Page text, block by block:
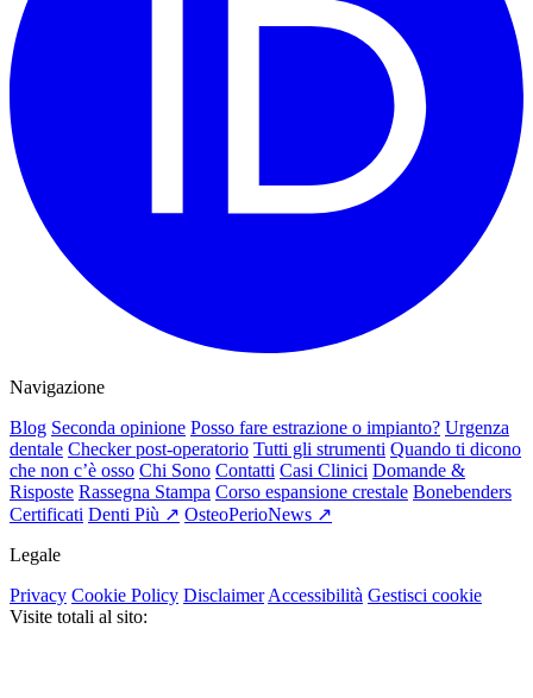
Navigazione
Blog Seconda opinione Posso fare estrazione o impianto? Urgenza
dentale Checker post-operatorio Tutti gli strumenti Quando ti dicono
che non c’è osso Chi Sono Contatti Casi Clinici Domande &
Risposte Rassegna Stampa Corso espansione crestale Bonebenders
Certificati Denti Più ↗ OsteoPerioNews ↗
Legale
Privacy Cookie Policy Disclaimer Accessibilità Gestisci cookie
Visite totali al sito: